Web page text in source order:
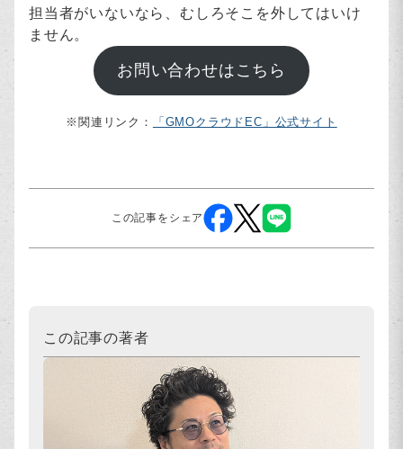
担当者がいないなら、むしろそこを外してはいけ
ません。
お問い合わせはこちら
※関連リンク： 「GMOクラウドEC」公式サイト
この記事をシェア
この記事の著者